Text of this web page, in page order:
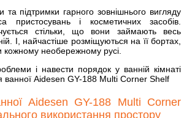
та підтримки гарного зовнішнього вигляду
пристосувань і косметичних засобів.
стільки, що вони займають весь
І, найчастіше розміщуються на її бортах,
кожному необережному русі.
і навести порядок у ванній кімнаті
Aidesen GY-188 Multi Corner Shelf
Aidesen GY-188 Multi Corner
використання простору